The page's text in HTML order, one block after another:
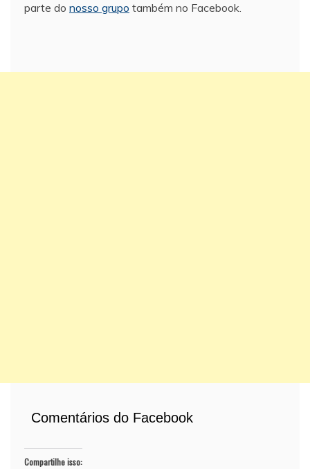
parte do nosso grupo também no Facebook.
Comentários do Facebook
Compartilhe isso: